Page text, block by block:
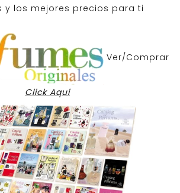
y los mejores precios para ti
Ver/Comprar
Click Aqui